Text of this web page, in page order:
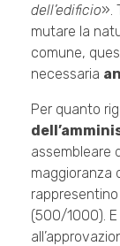
dell’edificio».
mutare la
comune,
necessaria
Per quanto
assembleare
maggioranza
(500/1000).